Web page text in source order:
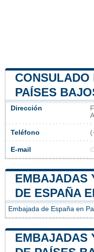
CONSULADO
PAÍSES
Dirección
Teléfono
E-mail
EMBAJADAS
DE ESPAÑA
Embajada de España en
EMBAJADAS